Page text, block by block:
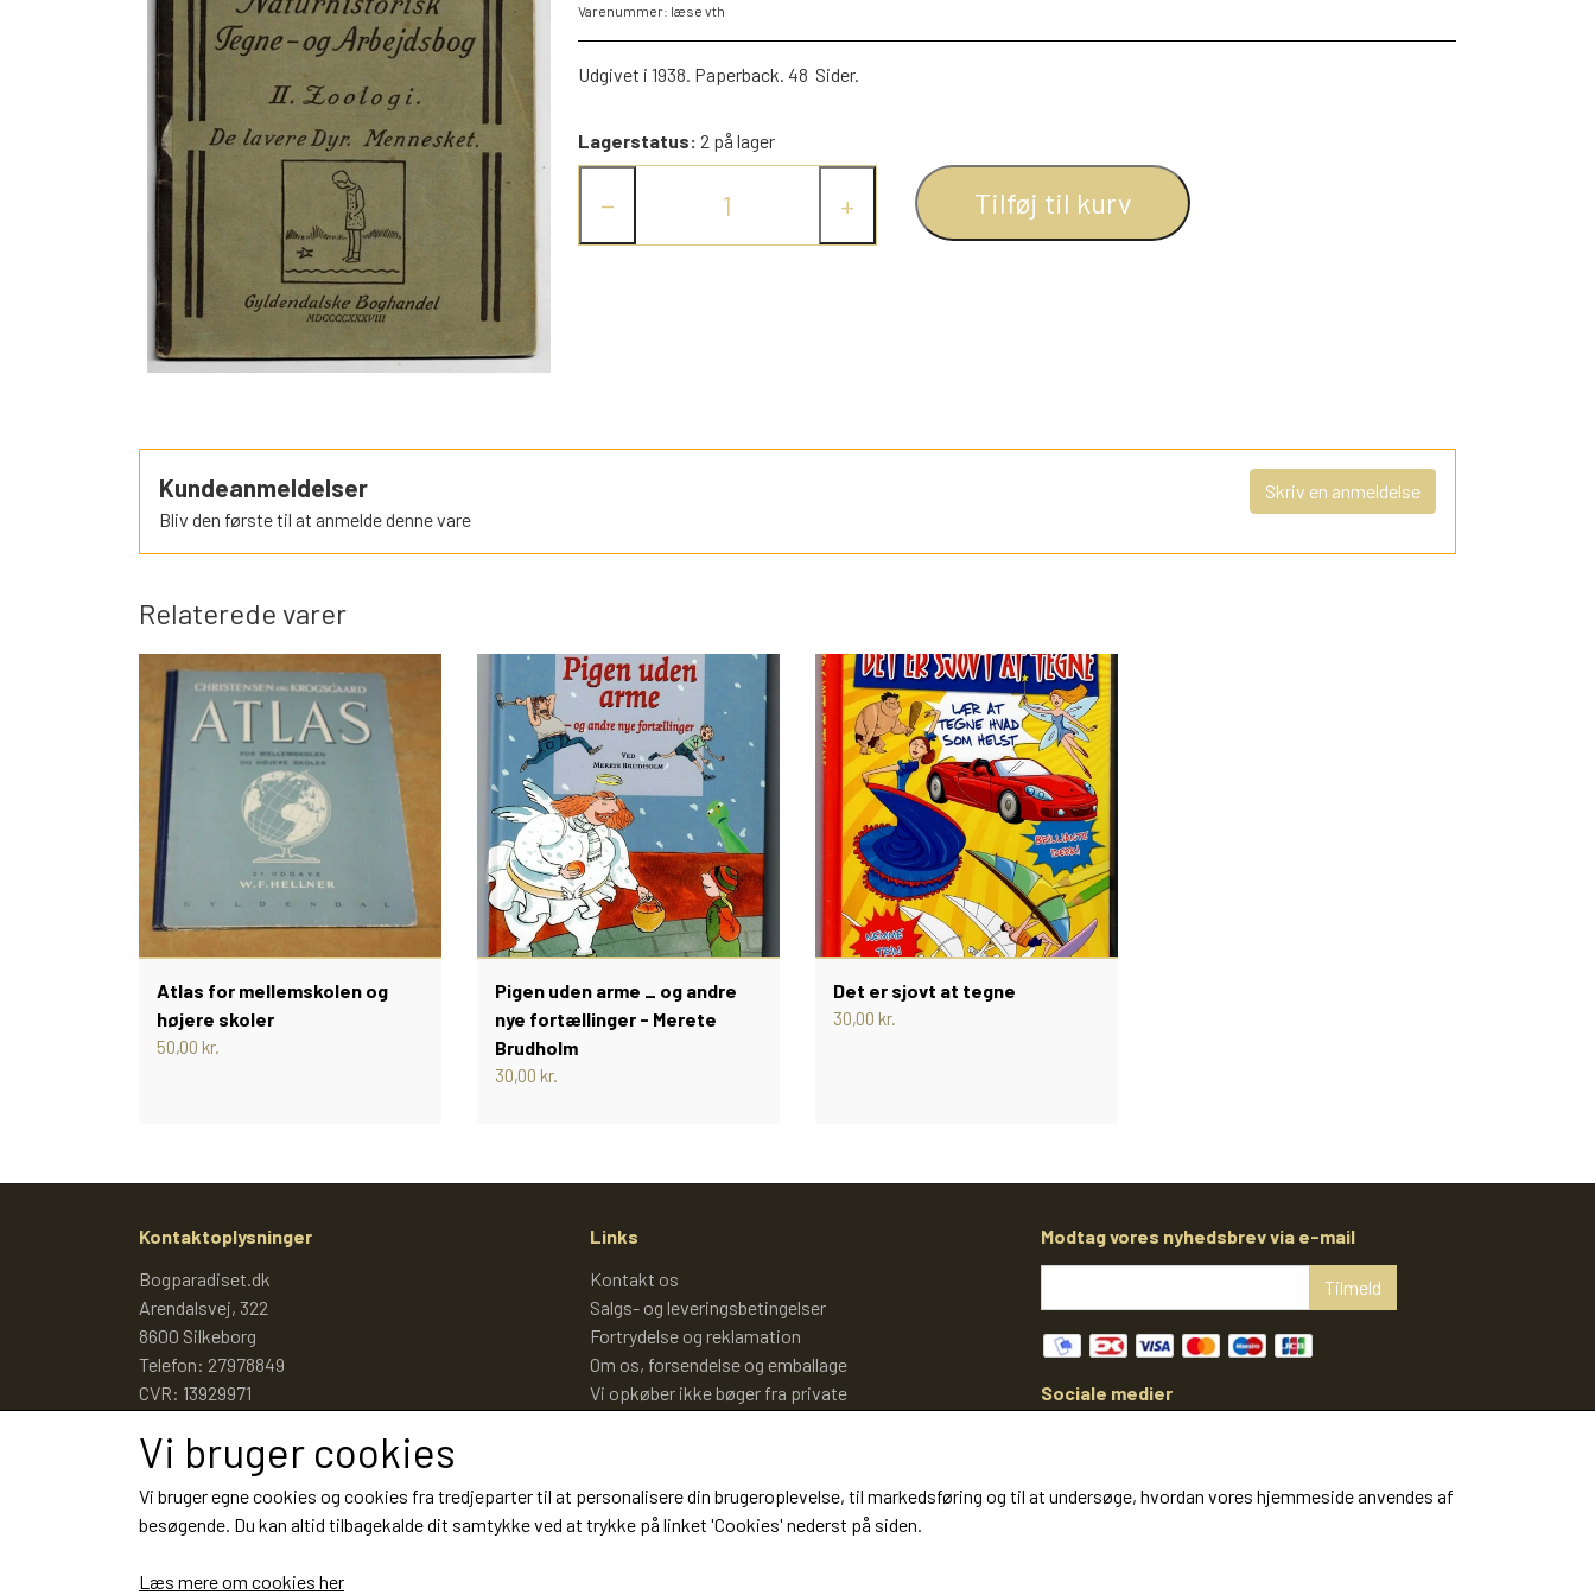
SORTEPER
ÆSELSPIL
ALLE DE ANDRE SPIL
PEZ DISPENSERE
SMÅ FIGURER
TROLDE FIGURER
NYHEDER
Varenummer: læse vth
Udgivet i 1938. Paperback. 48 Sider.
Lagerstatus: 2 på lager
− + Tilføj til kurv
Skriv en anmeldelse
Kundeanmeldelser
Bliv den første til at anmelde denne vare
Relaterede varer
Atlas for mellemskolen og
højere skoler
50,00 kr.
Pigen uden arme _ og andre
nye fortællinger - Merete
Brudholm
30,00 kr.
Det er sjovt at tegne
30,00 kr.
Kontaktoplysninger
Bogparadiset.dk
Arendalsvej, 322
8600 Silkeborg
Telefon: 27978849
CVR: 13929971
Links
Kontakt os
Salgs- og leveringsbetingelser
Fortrydelse og reklamation
Om os, forsendelse og emballage
Vi opkøber ikke bøger fra private
Modtag vores nyhedsbrev via e-mail
Tilmeld
Sociale medier
Vi bruger cookies
Vi bruger egne cookies og cookies fra tredjeparter til at personalisere din brugeroplevelse, til markedsføring og til at undersøge, hvordan vores hjemmeside anvendes af
besøgende. Du kan altid tilbagekalde dit samtykke ved at trykke på linket 'Cookies' nederst på siden.
Læs mere om cookies her